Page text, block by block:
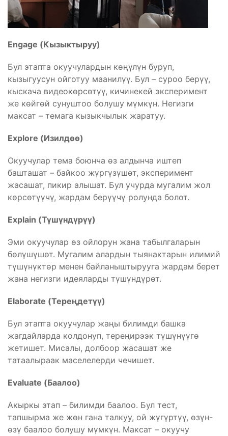
Engage (Кызыктыруу)
Бул этапта окуучулардын көңүлүн буруп,
кызыгуусун ойготуу маанилүү. Бул – суроо берүү,
кыскача видеокөрсөтүү, кичинекей эксперимент
же көйгөй сунуштоо болушу мүмкүн. Негизги
максат – темага кызыкчылык жаратуу.
Explore (Изилдөө)
Окуучулар тема боюнча өз алдынча иштеп
башташат – байкоо жүргүзүшөт, эксперимент
жасашат, пикир алышат. Бул учурда мугалим жол
көрсөтүүчү, жардам берүүчү ролунда болот.
Explain (Түшүндүрүү)
Эми окуучулар өз ойлорун жана табылгаларын
бөлүшүшөт. Мугалим алардын тыянактарын илимий
түшүнүктөр менен байланыштырууга жардам берет
жана негизги идеяларды түшүндүрөт.
Elaborate (Тереңдетүү)
Бул этапта окуучулар жаңы билимди башка
жагдайларда колдонуп, тереңирээк түшүнүүгө
жетишет. Мисалы, долбоор жасашат же
татаалыраак маселелерди чечишет.
Evaluate (Баалоо)
Акыркы этап – билимди баалоо. Бул тест,
тапшырма же жөн гана талкуу, ой жүгүртүү, өзүн-
өзү баалоо болушу мүмкүн. Максат – окуучу